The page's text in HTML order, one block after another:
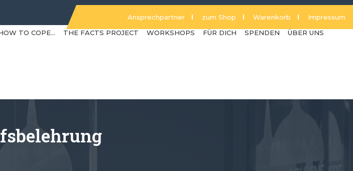
Ansprechpartner zum Shop Warenkorb
Impressum
TO COPE… THE FACTS PROJECT WORKSHOPS FÜR DICH SPENDEN
ÜBER UNS